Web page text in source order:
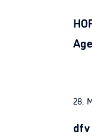
28.
dfv